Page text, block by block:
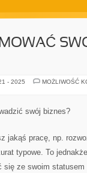
- 2025
MOŻLIWOŚĆ
swój biznes?
jakąś pracę, np.
typowe. To
ze swoim